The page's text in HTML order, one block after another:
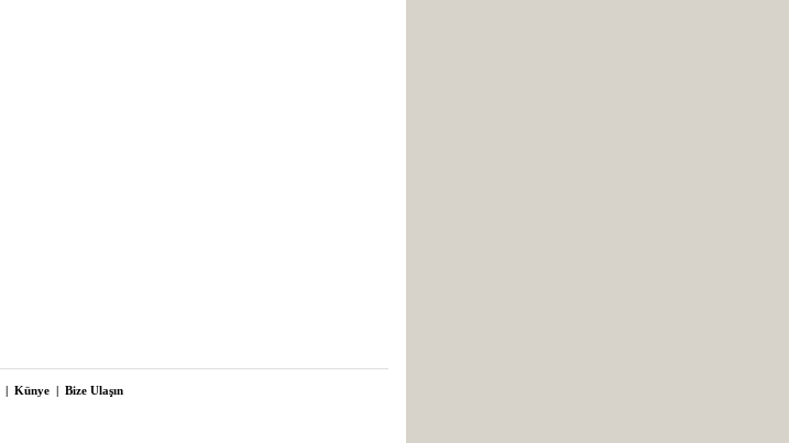
| Künye | Bize Ulaşın